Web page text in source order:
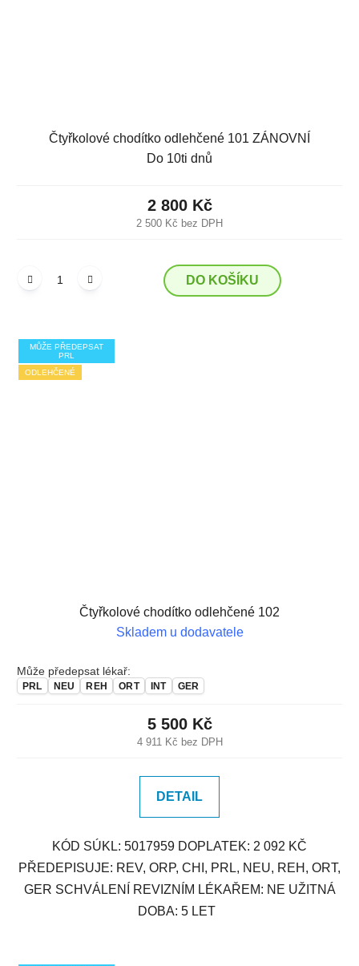
Čtyřkolové chodítko odlehčené 101 ZÁNOVNÍ
Do 10ti dnů
2 500 Kč bez DPH
2 800 Kč
DO KOŠÍKU
MŮŽE PŘEDEPSAT
PRL
ODLEHČENÉ
Čtyřkolové chodítko odlehčené 102
Skladem u dodavatele
Může předepsat lékař:
PRL NEU REH ORT INT GER
4 911 Kč bez DPH
5 500 Kč
DETAIL
KÓD SÚKL: 5017959 DOPLATEK: 2 092 KČ
PŘEDEPISUJE: REV, ORP, CHI, PRL, NEU, REH, ORT,
GER SCHVÁLENÍ REVIZNÍM LÉKAŘEM: NE UŽITNÁ
DOBA: 5 LET